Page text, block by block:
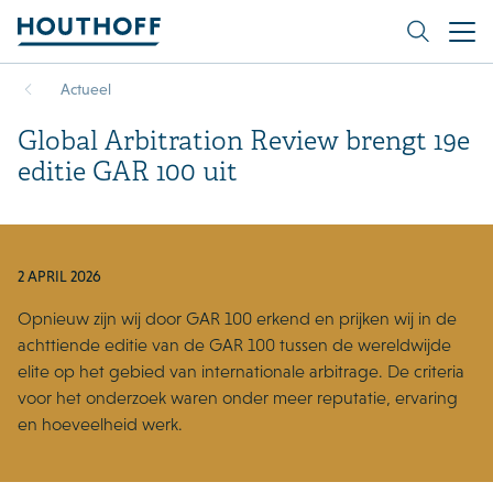
Actueel
Global Arbitration Review brengt 19e
editie GAR 100 uit
2 APRIL 2026
Opnieuw zijn wij door GAR 100 erkend en prijken wij in de
achttiende editie van de GAR 100 tussen de wereldwijde
elite op het gebied van internationale arbitrage. De criteria
voor het onderzoek waren onder meer reputatie, ervaring
en hoeveelheid werk.